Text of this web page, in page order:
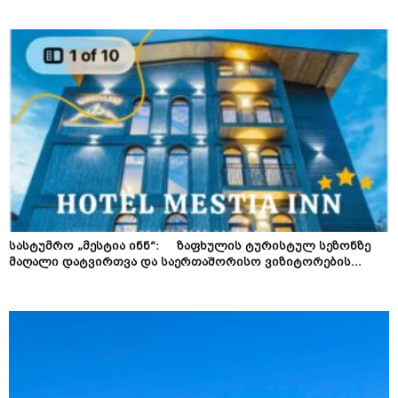
სასტუმრო „მესტია ინნ“: ზაფხულის ტურისტულ სეზონზე
მაღალი დატვირთვა და საერთაშორისო ვიზიტორების...